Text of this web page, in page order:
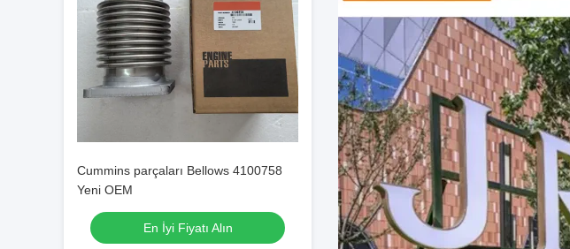
Cummins parçaları Bellows 4100758
Yeni OEM
En İyi Fiyatı Alın